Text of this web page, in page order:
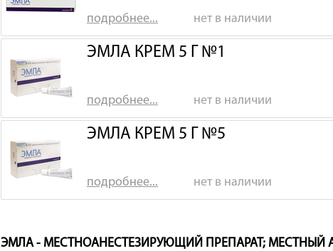
подробнее... нет в наличии
ЭМЛА КРЕМ 5 Г №1
подробнее... нет в наличии
ЭМЛА КРЕМ 5 Г №5
подробнее... нет в наличии
ЭМЛА - МЕСТНОАНЕСТЕЗИРУЮЩИЙ ПРЕПАРАТ; МЕСТНЫЙ